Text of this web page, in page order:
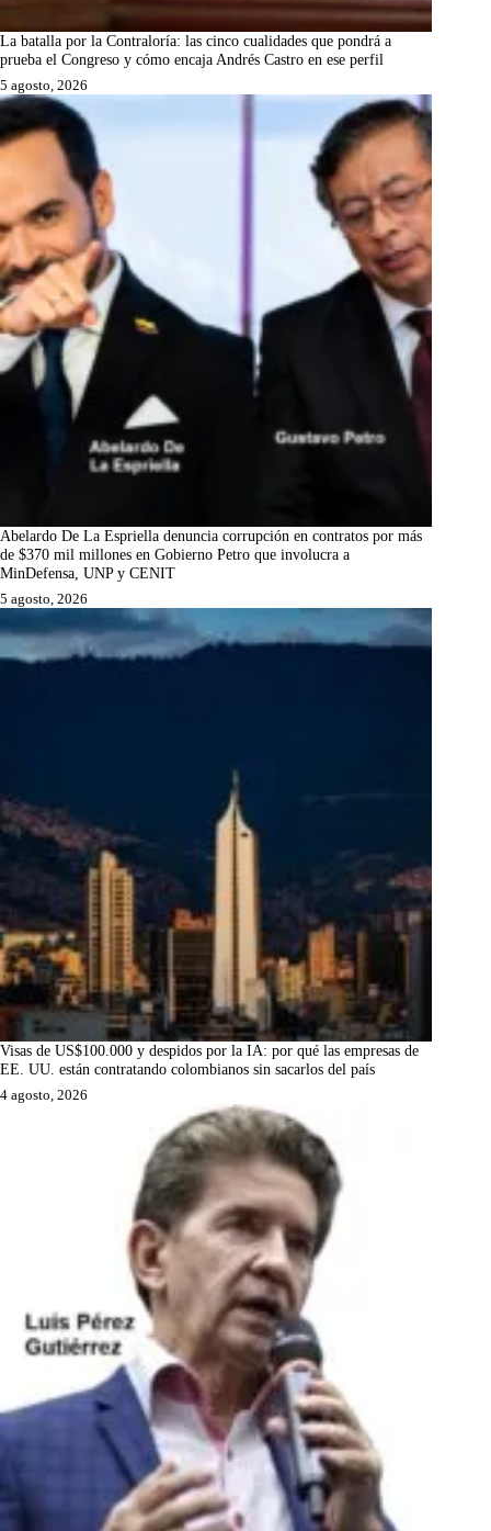
La batalla por la Contraloría: las cinco cualidades que pondrá a
prueba el Congreso y cómo encaja Andrés Castro en ese perfil
5 agosto, 2026
Abelardo De La Espriella denuncia corrupción en contratos por más
de $370 mil millones en Gobierno Petro que involucra a
MinDefensa, UNP y CENIT
5 agosto, 2026
Visas de US$100.000 y despidos por la IA: por qué las empresas de
EE. UU. están contratando colombianos sin sacarlos del país
4 agosto, 2026